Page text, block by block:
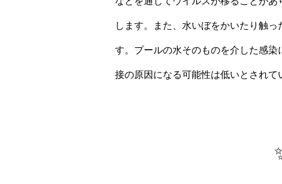
します。また、水いぼをかいたり触
す。プールの水そのものを介した感
接の原因になる可能性は低いとされて